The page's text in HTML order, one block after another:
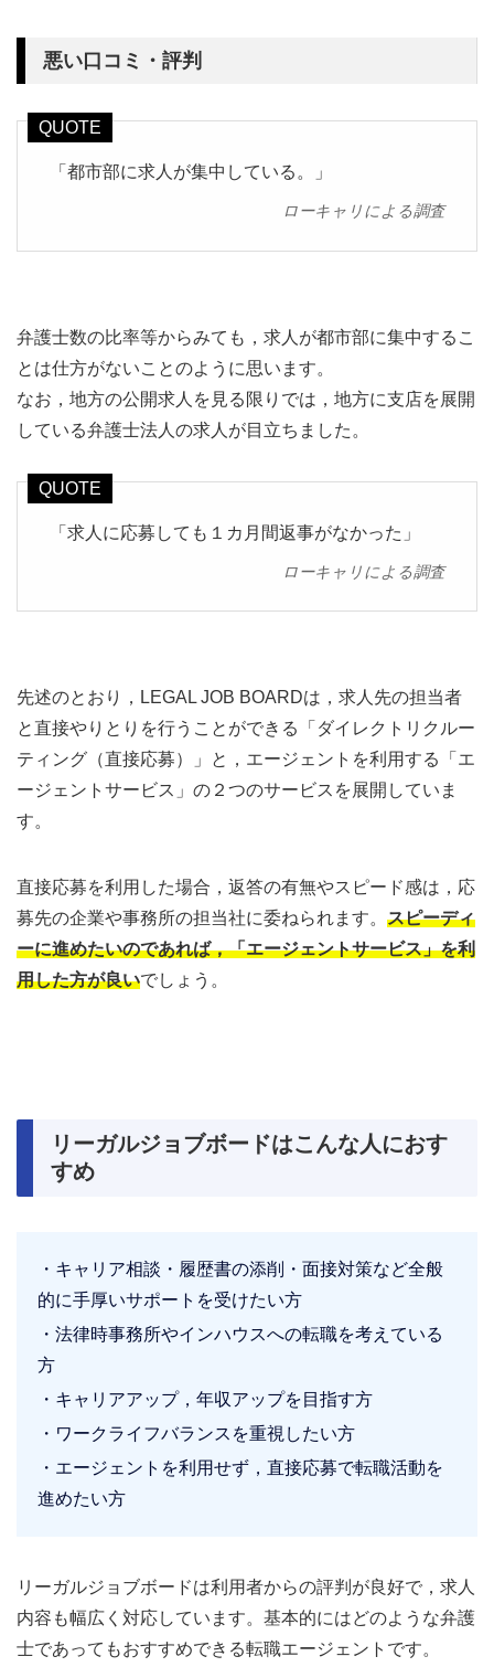
悪い口コミ・評判
「都市部に求人が集中している。」
ローキャリによる調査
弁護士数の比率等からみても，求人が都市部に集中するこ
とは仕方がないことのように思います。
なお，地方の公開求人を見る限りでは，地方に支店を展開
している弁護士法人の求人が目立ちました。
「求人に応募しても１カ月間返事がなかった」
ローキャリによる調査
先述のとおり，LEGAL JOB BOARDは，求人先の担当者
と直接やりとりを行うことができる「ダイレクトリクルー
ティング（直接応募）」と，エージェントを利用する「エ
ージェントサービス」の２つのサービスを展開していま
す。
直接応募を利用した場合，返答の有無やスピード感は，応
募先の企業や事務所の担当社に委ねられます。 スピーディ
ーに進めたいのであれば，「エージェントサービス」を利
用した方が良いでしょう。
リーガルジョブボードはこんな人におす
すめ
キャリア相談・履歴書の添削・面接対策など全般
的に手厚いサポートを受けたい方
法律時事務所やインハウスへの転職を考えている
方
キャリアアップ，年収アップを目指す方
ワークライフバランスを重視したい方
エージェントを利用せず，直接応募で転職活動を
進めたい方
リーガルジョブボードは利用者からの評判が良好で，求人
内容も幅広く対応しています。基本的にはどのような弁護
士であってもおすすめできる転職エージェントです。